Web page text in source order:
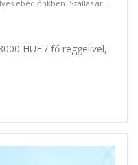
ebédlőnkben. Szállás ár...
HUF / fő reggelivel,